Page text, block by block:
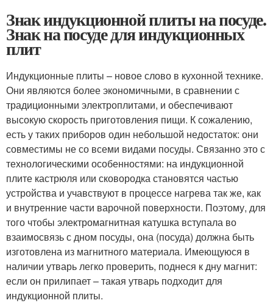
Знак индукционной плиты на посуде.
Знак на посуде для индукционных
плит
Индукционные плиты – новое слово в кухонной технике.
Они являются более экономичными, в сравнении с
традиционными электроплитами, и обеспечивают
высокую скорость приготовления пищи. К сожалению,
есть у таких приборов один небольшой недостаток: они
совместимы не со всеми видами посуды. Связанно это с
технологическими особенностями: на индукционной
плите кастрюля или сковородка становятся частью
устройства и учавствуют в процессе нагрева так же, как
и внутренние части варочной поверхности. Поэтому, для
того чтобы электромагнитная катушка вступала во
взаимосвязь с дном посуды, она (посуда) должна быть
изготовлена из магнитного материала. Имеющуюся в
наличии утварь легко проверить, поднеся к дну магнит:
если он прилипает – такая утварь подходит для
индукционной плиты.